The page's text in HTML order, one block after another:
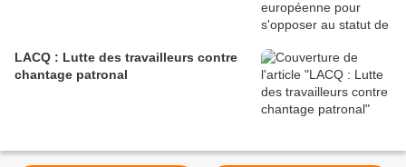
LACQ : Lutte des travailleurs contre
chantage patronal